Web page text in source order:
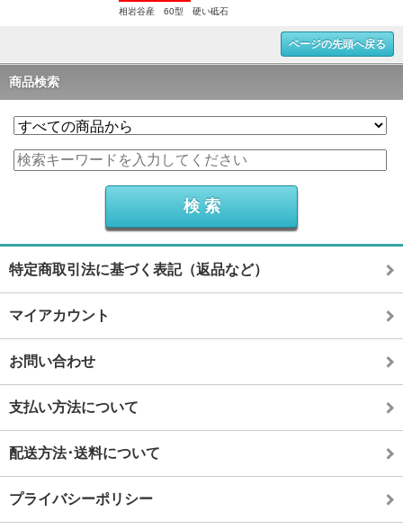
相岩谷産 60型 硬い砥石
ページの先頭へ戻る
商品検索
特定商取引法に基づく表記（返品など）
マイアカウント
お問い合わせ
支払い方法について
配送方法･送料について
プライバシーポリシー